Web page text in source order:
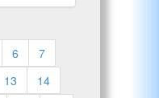
6
7
13
14